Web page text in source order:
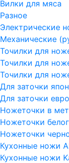
Вилки для мяса
Разное
Электрические
Механические
Точилки для
Точилки для
Точилки для
Для заточки
Для заточки
Ножеточки в
Ножеточки
Ножеточки
Кухонные ножи
Кухонные ножи